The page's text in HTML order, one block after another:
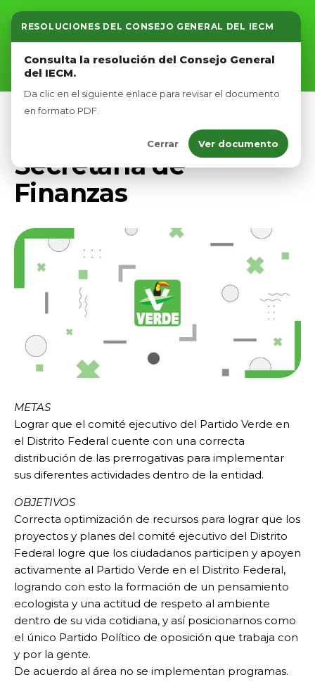
RESOLUCIONES DEL CONSEJO GENERAL DEL IECM
Consulta la resolución del Consejo General
del IECM.
Da clic en el siguiente enlace para revisar el documento
en formato PDF.
Cerrar Ver documento
Inicio
Nosotros
Afíliate
Secretaría de
Finanzas
METAS
Lograr que el comité ejecutivo del Partido Verde en
el Distrito Federal cuente con una correcta
distribución de las prerrogativas para implementar
sus diferentes actividades dentro de la entidad.
OBJETIVOS
Correcta optimización de recursos para lograr que los
proyectos y planes del comité ejecutivo del Distrito
Federal logre que los ciudadanos participen y apoyen
activamente al Partido Verde en el Distrito Federal,
logrando con esto la formación de un pensamiento
ecologista y una actitud de respeto al ambiente
dentro de su vida cotidiana, y así posicionarnos como
el único Partido Político de oposición que trabaja con
y por la gente.
De acuerdo al área no se implementan programas.